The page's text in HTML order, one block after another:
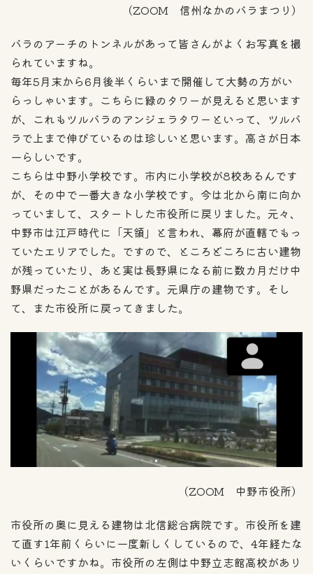
（ZOOM 信州なかのバラまつり）
バラのアーチのトンネルがあって皆さんがよくお写真を撮
られていますね。
毎年5月末から6月後半くらいまで開催して大勢の方がい
らっしゃいます。こちらに緑のタワーが見えると思います
が、これもツルバラのアンジェラタワーといって、ツルバ
ラで上まで伸びているのは珍しいと思います。高さが日本
一らしいです。
こちらは中野小学校です。市内に小学校が8校あるんです
が、その中で一番大きな小学校です。今は北から南に向か
っていまして、スタートした市役所に戻りました。元々、
中野市は江戸時代に「天領」と言われ、幕府が直轄でもっ
ていたエリアでした。ですので、ところどころに古い建物
が残っていたり、あと実は長野県になる前に数カ月だけ中
野県だったことがあるんです。元県庁の建物です。そし
て、また市役所に戻ってきました。
（ZOOM 中野市役所）
市役所の奥に見える建物は北信総合病院です。市役所を建
て直す1年前くらいに一度新しくしているので、4年経たな
いくらいですかね。市役所の左側は中野立志館高校があり